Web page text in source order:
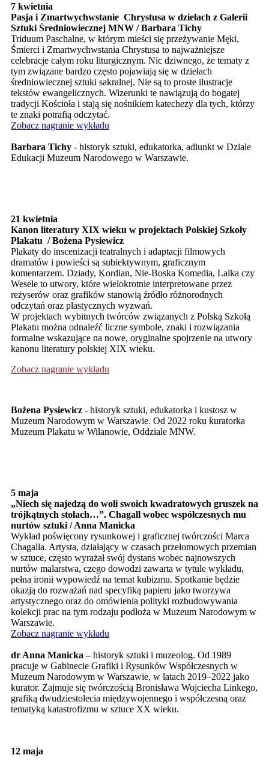
7 kwietnia
Pasja i Zmartwychwstanie Chrystusa w dziełach z Galerii
Sztuki Średniowiecznej MNW / Barbara Tichy
Triduum Paschalne, w którym mieści się przeżywanie Męki,
Śmierci i Zmartwychwstania Chrystusa to najważniejsze
celebracje całym roku liturgicznym. Nic dziwnego, że tematy z
tym związane bardzo często pojawiają się w dziełach
średniowiecznej sztuki sakralnej. Nie są to proste ilustracje
tekstów ewangelicznych. Wizerunki te nawiązują do bogatej
tradycji Kościoła i stają się nośnikiem katechezy dla tych, którzy
te znaki potrafią odczytać.
Zobacz nagranie wykładu
Barbara Tichy - historyk sztuki, edukatorka, adiunkt w Dziale
Edukacji Muzeum Narodowego w Warszawie.
21 kwietnia
Kanon literatury XIX wieku w projektach Polskiej Szkoły
Plakatu / Bożena Pysiewicz
Plakaty do inscenizacji teatralnych i adaptacji filmowych
dramatów i powieści są subiektywnym, graficznym
komentarzem. Dziady, Kordian, Nie-Boska Komedia, Lalka czy
Wesele to utwory, które wielokrotnie interpretowane przez
reżyserów oraz grafików stanowią źródło różnorodnych
odczytań oraz plastycznych wyzwań.
W projektach wybitnych twórców związanych z Polską Szkołą
Plakatu można odnaleźć liczne symbole, znaki i rozwiązania
formalne wskazujące na nowe, oryginalne spojrzenie na utwory
kanonu literatury polskiej XIX wieku.
Zobacz nagranie wykładu
Bożena Pysiewicz - historyk sztuki, edukatorka i kustosz w
Muzeum Narodowym w Warszawie. Od 2022 roku kuratorka
Muzeum Plakatu w Wilanowie, Oddziale MNW.
5 maja
„Niech się najedzą do woli swoich kwadratowych gruszek na
trójkątnych stołach…”. Chagall wobec współczesnych mu
nurtów sztuki / Anna Manicka
Wykład poświęcony rysunkowej i graficznej twórczości Marca
Chagalla. Artysta, działający w czasach przełomowych przemian
w sztuce, często wyrażał swój dystans wobec najnowszych
nurtów malarstwa, czego dowodzi zawarta w tytule wykładu,
pełna ironii wypowiedź na temat kubizmu. Spotkanie będzie
okazją do rozważań nad specyfiką papieru jako tworzywa
artystycznego oraz do omówienia polityki rozbudowywania
kolekcji prac na tym rodzaju podłoża w Muzeum Narodowym w
Warszawie.
Zobacz nagranie wykładu
dr Anna Manicka – historyk sztuki i muzeolog. Od 1989
pracuje w Gabinecie Grafiki i Rysunków Współczesnych w
Muzeum Narodowym w Warszawie, w latach 2019–2022 jako
kurator. Zajmuje się twórczością Bronisława Wojciecha Linkego,
grafiką dwudziestolecia międzywojennego i współczesną oraz
tematyką katastrofizmu w sztuce XX wieku.
12 maja